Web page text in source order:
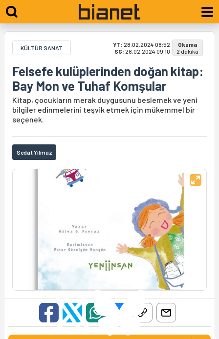
KÜLTÜR SANAT YT: 28.02.2024 08:52
SG: 28.02.2024 09:10
Okuma
2 dakika
Felsefe kulüplerinden doğan kitap:
Bay Mon ve Tuhaf Komşular
Kitap, çocukların merak duygusunu beslemek ve yeni
bilgiler edinmelerini teşvik etmek için mükemmel bir
seçenek.
Sedat Yılmaz